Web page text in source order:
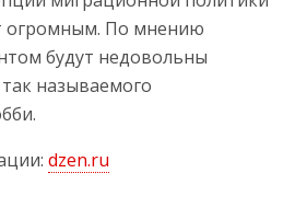
огромным. По мнению
будут недовольны
называемого
dzen.ru